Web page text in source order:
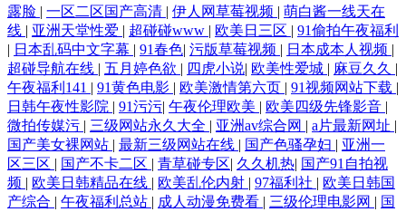
露脸 | 一区二区国产高清 | 伊人网草莓视频 | 萌白酱一线天在
线 | 亚洲天堂性爱 | 超碰碰www | 欧美日三区 | 91偷拍午夜福利
| 日本乱码中文字幕 | 91春色| 污版草莓视频 | 日本成本人视频 |
超碰导航在线 | 五月婷色欲 | 四虎小说| 欧美性爱城 | 麻豆久久 |
午夜福利141 | 91黄色电影 | 欧美激情第六页 | 91视频网站下载 |
日韩午夜性影院 | 91污污| 午夜伦理欧美 | 欧美四级先锋影音 |
微拍传媒污 | 三级网站永久大全 | 亚洲av综合网 | a片最新网址 |
国产美女裸网站 | 最新三级网站在线 | 国产色骚孕妇 | 亚洲一
区三区 | 国产不卡二区 | 青草碰专区| 久久机热| 国产91自拍视
频 | 欧美日韩精品在线 | 欧美乱伦内射 | 97福利社 | 欧美日韩国
产综合 | 午夜福利总站 | 成人动漫免费看 | 三级伦理电影网 | 国